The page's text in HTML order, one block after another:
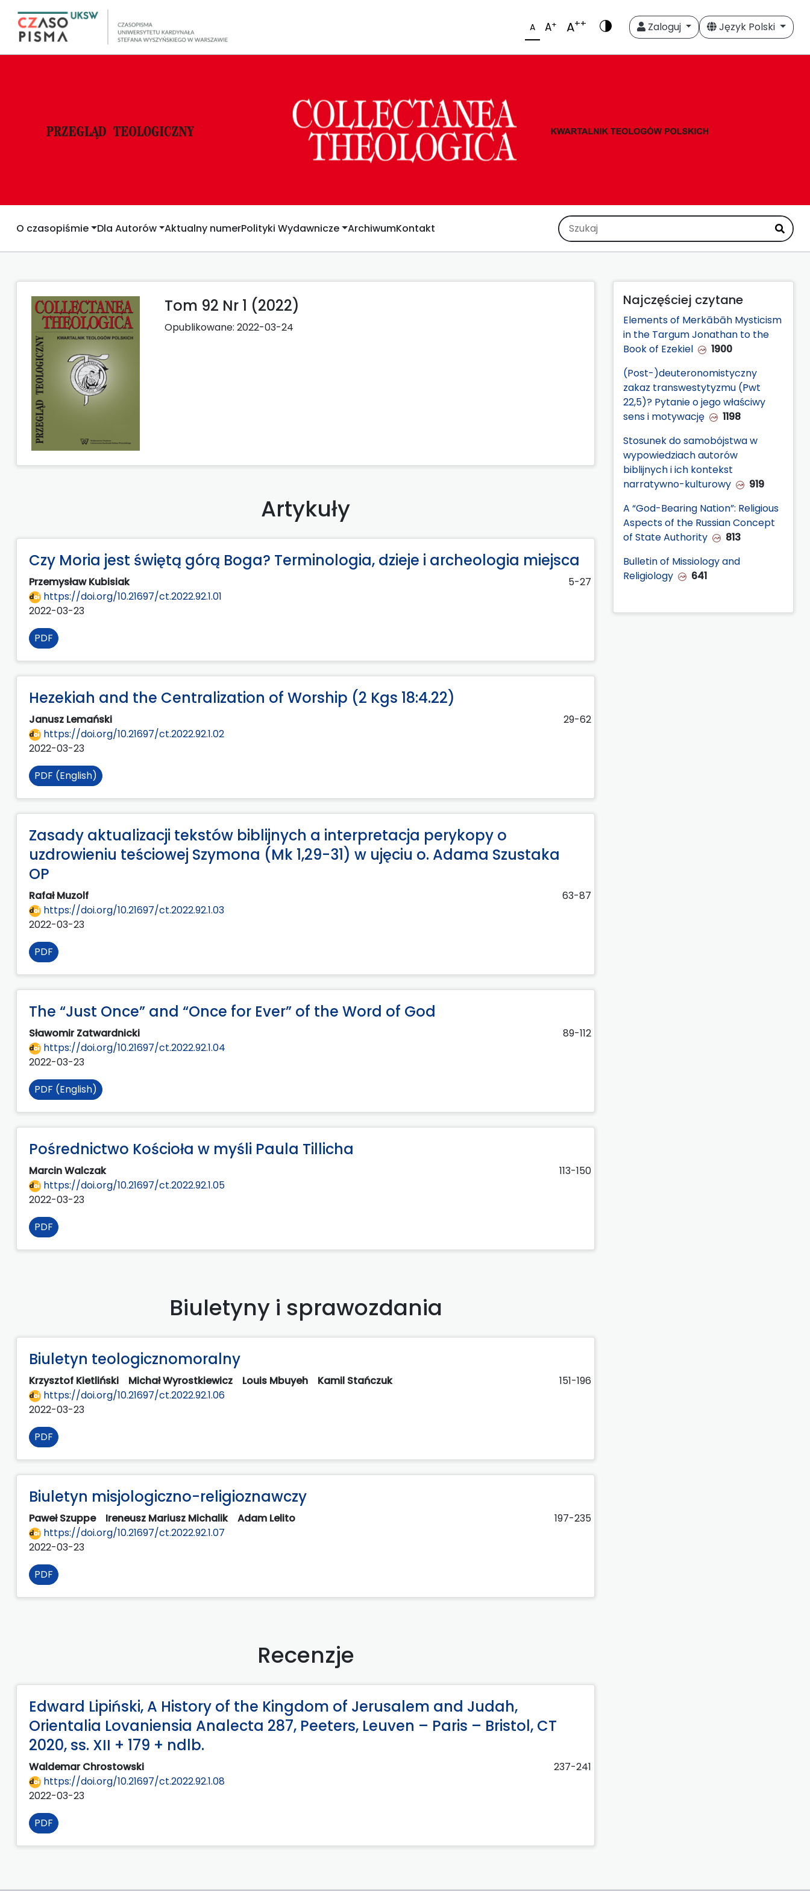
A A+ A++ Zaloguj Język Polski
O czasopiśmie Dla Autorów Aktualny numerPolityki Wydawnicze ArchiwumKontakt
Tom 92 Nr 1 (2022)
Opublikowane: 2022-03-24
Artykuły
Czy Moria jest świętą górą Boga? Terminologia, dzieje i archeologia miejsca
Przemysław Kubisiak
5-27
https://doi.org/10.21697/ct.2022.92.1.01
2022-03-23
PDF
Hezekiah and the Centralization of Worship (2 Kgs 18:4.22)
Janusz Lemański
29-62
https://doi.org/10.21697/ct.2022.92.1.02
2022-03-23
PDF (English)
Zasady aktualizacji tekstów biblijnych a interpretacja perykopy o
uzdrowieniu teściowej Szymona (Mk 1,29-31) w ujęciu o. Adama Szustaka
OP
Rafał Muzolf
63-87
https://doi.org/10.21697/ct.2022.92.1.03
2022-03-23
PDF
The “Just Once” and “Once for Ever” of the Word of God
Sławomir Zatwardnicki
89-112
https://doi.org/10.21697/ct.2022.92.1.04
2022-03-23
PDF (English)
Pośrednictwo Kościoła w myśli Paula Tillicha
Marcin Walczak
113-150
https://doi.org/10.21697/ct.2022.92.1.05
2022-03-23
PDF
Biuletyny i sprawozdania
Biuletyn teologicznomoralny
Krzysztof Kietliński Michał Wyrostkiewicz Louis Mbuyeh Kamil Stańczuk
151-196
https://doi.org/10.21697/ct.2022.92.1.06
2022-03-23
PDF
Biuletyn misjologiczno-religioznawczy
Paweł Szuppe Ireneusz Mariusz Michalik Adam Lelito
197-235
https://doi.org/10.21697/ct.2022.92.1.07
2022-03-23
PDF
Recenzje
Edward Lipiński, A History of the Kingdom of Jerusalem and Judah,
Orientalia Lovaniensia Analecta 287, Peeters, Leuven – Paris – Bristol, CT
2020, ss. XII + 179 + ndlb.
Waldemar Chrostowski
237-241
https://doi.org/10.21697/ct.2022.92.1.08
2022-03-23
PDF
Najczęściej czytane
Elements of Merkābāh Mysticism
in the Targum Jonathan to the
Book of Ezekiel
1900
(Post-)deuteronomistyczny
zakaz transwestytyzmu (Pwt
22,5)? Pytanie o jego właściwy
sens i motywację
1198
Stosunek do samobójstwa w
wypowiedziach autorów
biblijnych i ich kontekst
narratywno-kulturowy
919
A “God-Bearing Nation”: Religious
Aspects of the Russian Concept
of State Authority
813
Bulletin of Missiology and
Religiology
641